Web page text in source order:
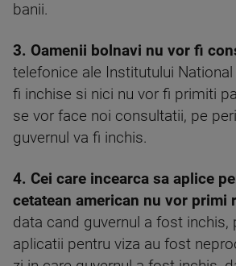
banii.
3. Oamenii bolnavi nu vor fi
telefonice ale Institutului
fi inchise si nici nu vor fi primiti
se vor face noi consultatii, pe
guvernul va fi inchis.
4. Cei care incearca sa aplice
cetatean american nu vor primi
data cand guvernul a fost
aplicatii pentru viza au fost